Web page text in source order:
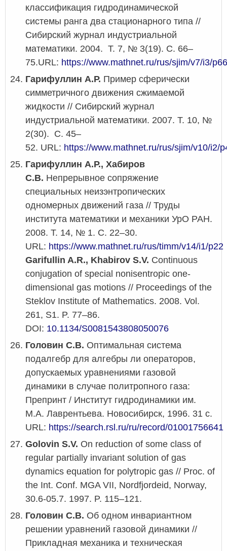
классификация гидродинамической
системы ранга два стационарного типа //
Сибирский журнал индустриальной
математики. 2004. Т. 7, № 3(19). С. 66–
75.URL: https://www.mathnet.ru/rus/sjim/v7/i3/p66
Гарифуллин А.Р. Пример сферически
симметричного движения сжимаемой
жидкости // Сибирский журнал
индустриальной математики. 2007. Т. 10, №
2(30). С. 45–
52. URL: https://www.mathnet.ru/rus/sjim/v10/i2/
Гарифуллин А.Р., Хабиров
С.В. Непрерывное сопряжение
специальных неизэнтропических
одномерных движений газа // Труды
института математики и механики УрО РАН.
2008. Т. 14, № 1. С. 22–30.
URL: https://www.mathnet.ru/rus/timm/v14/i1/p22
Garifullin A.R., Khabirov S.V. Continuous
conjugation of special nonisentropic one-
dimensional gas motions // Proceedings of the
Steklov Institute of Mathematics. 2008. Vol.
261, S1. P. 77–86.
DOI: 10.1134/S0081543808050076
Головин С.В. Оптимальная система
подалгебр для алгебры ли операторов,
допускаемых уравнениями газовой
динамики в случае политропного газа:
Препринт / Институт гидродинамики им.
М.А. Лаврентьева. Новосибирск, 1996. 31 с.
URL: https://search.rsl.ru/ru/record/01001756641
Golovin S.V. On reduction of some class of
regular partially invariant solution of gas
dynamics equation for polytropic gas // Proc. of
the Int. Conf. MGA VII, Nordfjordeid, Norway,
30.6-05.7. 1997. P. 115–121.
Головин С.В. Об одном инвариантном
решении уравнений газовой динамики //
Прикладная механика и техническая